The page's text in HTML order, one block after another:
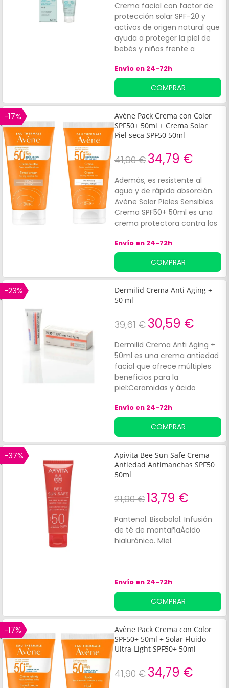
Crema facial con factor de
protección solar SPF-20 y
activos de origen natural que
ayuda a proteger la piel de
bebés y niños frente a
fórmula contiene:Vitamina E:
favorece una acción
antioxidanteÁloe vera:
contribuye a hidratar, reparar
y suavizar la piel. Hydraflux:
facilita la retención de agua,
evitando así la
formulada para su uso en
pieles atópicas y es
adecuada para recién
nacidos.
Envío en 24-72h
COMPRAR
-17%
Avène Pack Crema con Color
SPF50+ 50ml + Crema Solar
Piel seca SPF50 50ml
41,90 € 34,79 €
Además, es resistente al
agua y de rápida absorción.
Avène Solar Pieles Sensibles
Crema SPF50+ 50ml es una
crema protectora contra los
Envío en 24-72h
COMPRAR
-23%
Dermilid Crema Anti Aging +
50 ml
39,61 € 30,59 €
Dermilid Crema Anti Aging +
50ml es una crema antiedad
facial que ofrece múltiples
beneficios para la
piel:Ceramidas y ácido
reparación e hidratación de
la piel. Vitamina E:
proporciona acción
antioxidante. Filtros solares:
ayudan a proteger la piel de
los daños solares. Además, es
apto para todo tipo de pieles.
Envío en 24-72h
COMPRAR
-37%
Apivita Bee Sun Safe Crema
Antiedad Antimanchas SPF50
50ml
21,90 €13,79 €
Pantenol. Bisabolol. Infusión
de té de montañaÁcido
hialurónico. Miel.
Envío en 24-72h
COMPRAR
-17%
Avène Pack Crema con Color
SPF50+ 50ml + Solar Fluido
Ultra-Light SPF50+ 50ml
41,90 € 34,79 €